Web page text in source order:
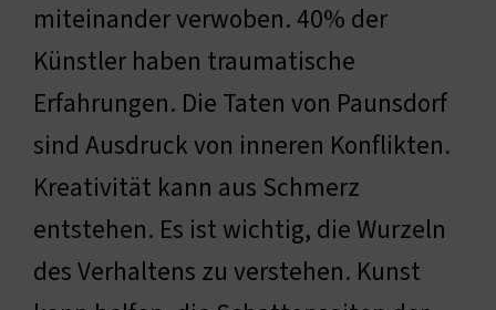
miteinander verwoben. 40% der
Künstler haben traumatische
Erfahrungen. Die Taten von Paunsdorf
sind Ausdruck von inneren Konflikten.
Kreativität kann aus Schmerz
entstehen. Es ist wichtig, die Wurzeln
des Verhaltens zu verstehen. Kunst